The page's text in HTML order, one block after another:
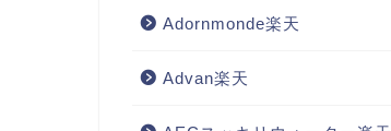
Adornmonde楽天
Advan楽天